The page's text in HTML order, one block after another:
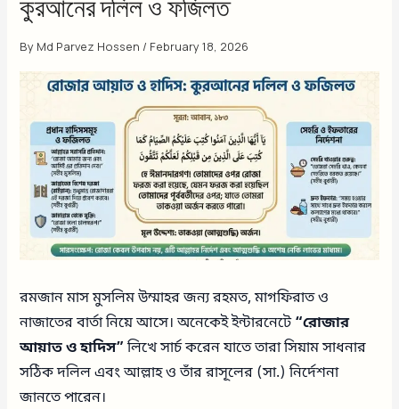
কুরআনের দলিল ও ফজিলত
By Md Parvez Hossen / February 18, 2026
রমজান মাস মুসলিম উম্মাহর জন্য রহমত, মাগফিরাত ও
নাজাতের বার্তা নিয়ে আসে। অনেকেই ইন্টারনেটে“রোজার
আয়াত ও হাদিস”লিখে সার্চ করেন যাতে তারা সিয়াম সাধনার
সঠিক দলিল এবং আল্লাহ ও তাঁর রাসূলের (সা.) নির্দেশনা
জানতে পারেন।